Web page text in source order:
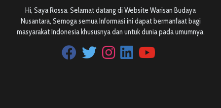
Hi, Saya Rossa. Selamat datang di Website Warisan Budaya
Nusantara, Semoga semua Informasi ini dapat bermanfaat bagi
masyarakat Indonesia khususnya dan untuk dunia pada umumnya.